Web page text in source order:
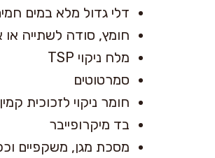
דלי גדול מלא במים
חומץ, סודה לשתייה או
מלח ניקוי TSP
סמרטוטים
חומר ניקוי לזכוכית קמין
בד מיקרופייבר
מסכת מגן, משקפיים